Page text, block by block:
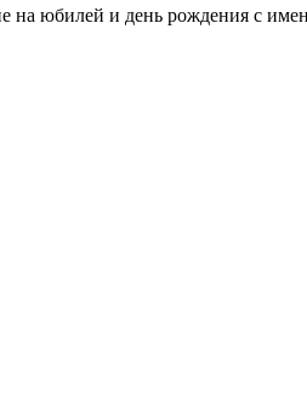
на юбилей и день рождения с